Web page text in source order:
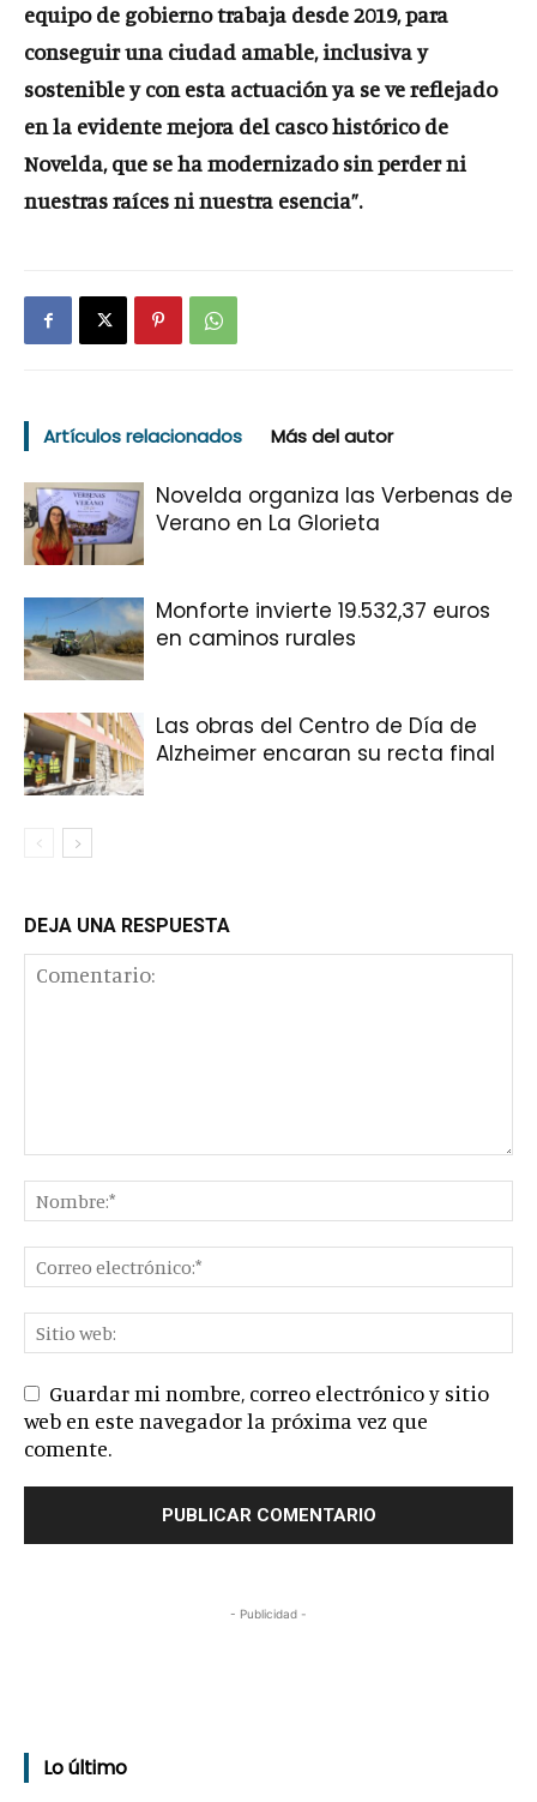
equipo de gobierno trabaja desde 2019, para
conseguir una ciudad amable, inclusiva y
sostenible y con esta actuaciónya se ve reflejado
en la evidente mejora del casco histórico de
Novelda, que se ha modernizado sin perder ni
nuestras raíces ni nuestra esencia”.
Artículos relacionados Más del autor
Novelda organiza las Verbenas de
Verano en La Glorieta
Monforte invierte 19.532,37 euros
en caminos rurales
Las obras del Centro de Día de
Alzheimer encaran su recta final
DEJA UNA RESPUESTA
Guardar mi nombre, correo electrónico y sitio
web en este navegador la próxima vez que
comente.
- Publicidad -
Lo último